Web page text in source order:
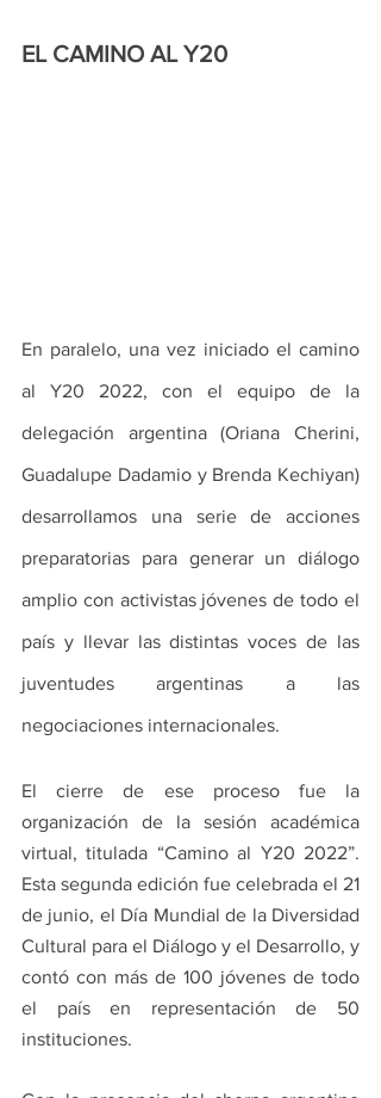
EL CAMINO AL Y20
En paralelo, una vez iniciado el camino
al Y20 2022, con el equipo de la
delegación argentina (Oriana Cherini,
Guadalupe Dadamio y Brenda Kechiyan)
desarrollamos una serie de acciones
preparatorias para generar un diálogo
amplio con activistas jóvenes de todo el
país y llevar las distintas voces de las
juventudes argentinas a las
negociaciones internacionales.
El cierre de ese proceso fue la
organización de la sesión académica
virtual, titulada “Camino al Y20 2022”.
Esta segunda edición fue celebrada el 21
de junio, el Día Mundial de la Diversidad
Cultural para el Diálogo y el Desarrollo, y
contó con más de 100 jóvenes de todo
el país en representación de 50
instituciones.